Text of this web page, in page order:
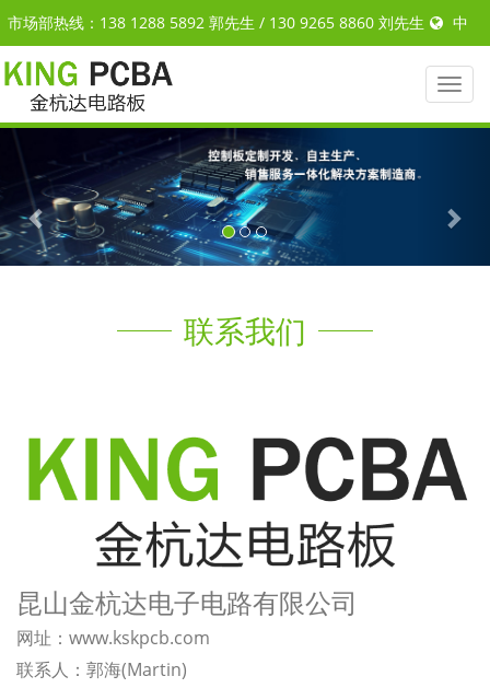
市场部热线：138 1288 5892 郭先生 / 130 9265 8860 刘先生 中
ENGLISH
Toggle
联系我们
昆山金杭达电子电路有限公司
网址：www.kskpcb.com
联系人：郭海(Martin)